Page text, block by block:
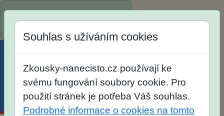
Menu Účet Košík
Souhlas s užíváním cookies
Zkousky-nanecisto.cz používají ke
svému fungování soubory cookie. Pro
použití stránek je potřeba Váš souhlas.
Podrobné informace o cookies na tomto